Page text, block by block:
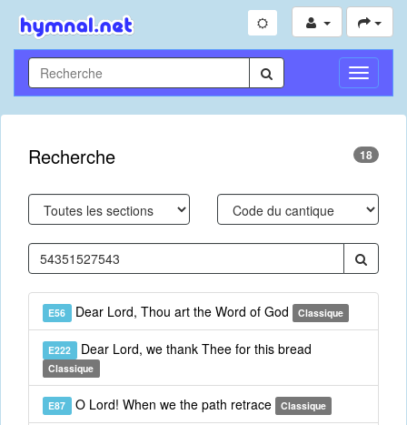
Toggle
Recherche 18
E56 Dear Lord, Thou art the Word of God Classique
E222 Dear Lord, we thank Thee for this bread
Classique
E87 O Lord! When we the path retrace Classique